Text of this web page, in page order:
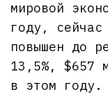
мировой
году, сейчас
повышен до
13,5%, $657
в этом году.